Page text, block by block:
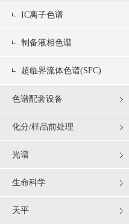
IC离子色谱
制备液相色谱
超临界流体色谱(SFC)
色谱配套设备
化分/样品前处理
光谱
生命科学
天平